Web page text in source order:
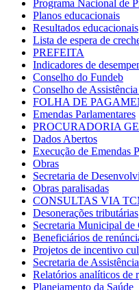
Programa Nacional de
Planos educacionais
Resultados educacionais
Lista de espera de
PREFEITA
Indicadores de
Conselho do Fundeb
Conselho de
FOLHA DE
Emendas Parlamentares
PROCURADORIA
Dados Abertos
Execução de Emendas
Obras
Secretaria de
Obras paralisadas
CONSULTAS VIA
Desonerações tributárias
Secretaria Municipal de
Beneficiários de
Projetos de incentivo
Secretaria de
Relatórios analíticos de
Planejamento da Saúde